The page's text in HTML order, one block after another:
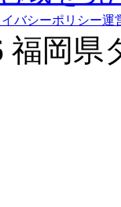
バシーポリシー運
福岡